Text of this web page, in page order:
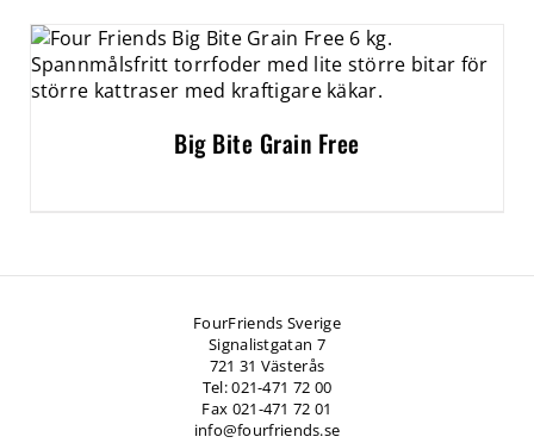
Big Bite Grain Free
FourFriends Sverige
Signalistgatan 7
721 31 Västerås
Tel: 021-471 72 00
Fax 021-471 72 01
info@fourfriends.se